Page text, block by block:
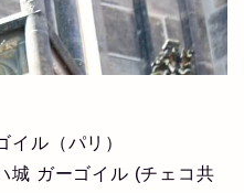
ル（パリ）
ガーゴイル (チェコ共